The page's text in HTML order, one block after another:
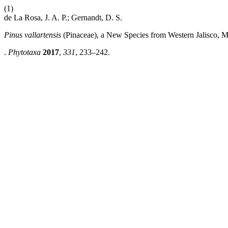
(1)
de La Rosa, J. A. P.; Gernandt, D. S.
Pinus vallartensis (Pinaceae), a New Species from Western Jalisco,
. Phytotaxa 2017, 331, 233–242.